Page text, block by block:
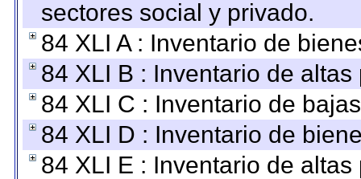
sectores social y privado.
84 XLI A : Inventario de
84 XLI B : Inventario de
84 XLI C : Inventario de
84 XLI D : Inventario de
84 XLI E : Inventario de